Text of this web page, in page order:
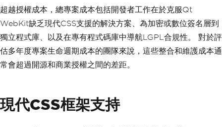
超越授權成本，總專案成本包括開發者工作在於克服Qt
WebKit缺乏現代CSS支援的解決方案、為加密或數位簽名層到
獨立程式庫、以及在專有程式碼庫中導航LGPL合規性。 對於評
估多年度專案生命週期成本的團隊來說，這些整合和維護成本通
常會超過開源和商業授權之間的差距。
現代CSS框架支持